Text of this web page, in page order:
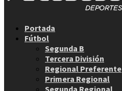
Portada
Fútbol
Segunda B
Tercera División
Regional Preferente
Primera Regional